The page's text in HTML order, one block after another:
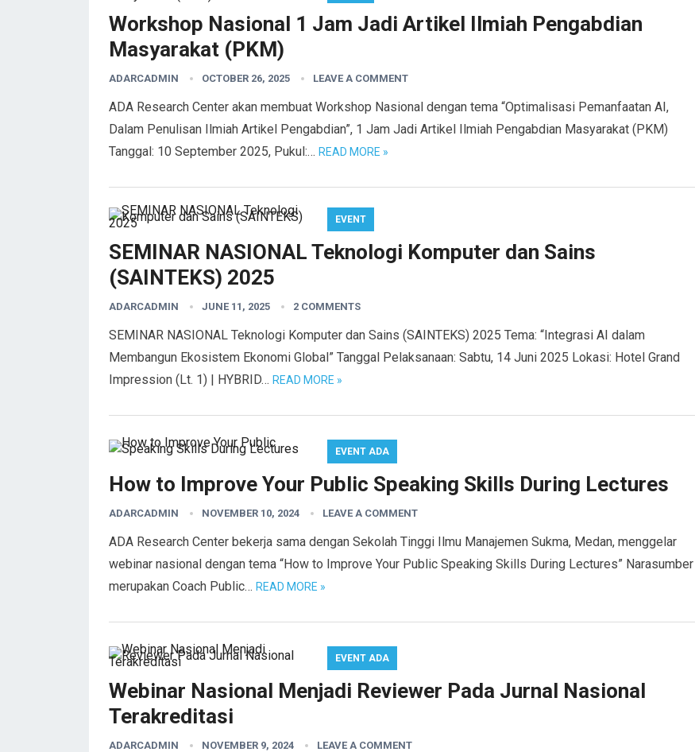
Workshop Nasional 1 Jam Jadi Artikel Ilmiah Pengabdian
Masyarakat (PKM)
ADARCADMIN OCTOBER 26, 2025 LEAVE A COMMENT
ADA Research Center akan membuat Workshop Nasional dengan tema “Optimalisasi Pemanfaatan AI,
Dalam Penulisan Ilmiah Artikel Pengabdian”, 1 Jam Jadi Artikel Ilmiah Pengabdian Masyarakat (PKM)
Tanggal: 10 September 2025, Pukul:… READ MORE »
EVENT
SEMINAR NASIONAL Teknologi Komputer dan Sains
(SAINTEKS) 2025
ADARCADMIN JUNE 11, 2025 2 COMMENTS
SEMINAR NASIONAL Teknologi Komputer dan Sains (SAINTEKS) 2025 Tema: “Integrasi AI dalam
Membangun Ekosistem Ekonomi Global” Tanggal Pelaksanaan: Sabtu, 14 Juni 2025 Lokasi: Hotel Grand
Impression (Lt. 1) | HYBRID… READ MORE »
EVENT ADA
How to Improve Your Public Speaking Skills During Lectures
ADARCADMIN NOVEMBER 10, 2024 LEAVE A COMMENT
ADA Research Center bekerja sama dengan Sekolah Tinggi Ilmu Manajemen Sukma, Medan, menggelar
webinar nasional dengan tema “How to Improve Your Public Speaking Skills During Lectures” Narasumber
merupakan Coach Public… READ MORE »
EVENT ADA
Webinar Nasional Menjadi Reviewer Pada Jurnal Nasional
Terakreditasi
ADARCADMIN NOVEMBER 9, 2024 LEAVE A COMMENT